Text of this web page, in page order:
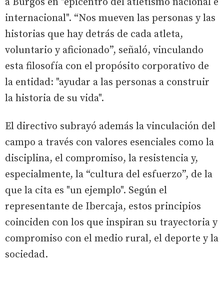
internacional". “Nos mueven las personas y las
historias que hay detrás de cada atleta,
voluntario y aficionado”, señaló, vinculando
esta filosofía con el propósito corporativo de
la entidad: "ayudar a las personas a construir
la historia de su vida".
El directivo subrayó además la vinculación del
campo a través con valores esenciales como la
disciplina, el compromiso, la resistencia y,
especialmente, la “cultura del esfuerzo”, de la
que la cita es "un ejemplo". Según el
representante de Ibercaja, estos principios
coinciden con los que inspiran su trayectoria y
compromiso con el medio rural, el deporte y la
sociedad.